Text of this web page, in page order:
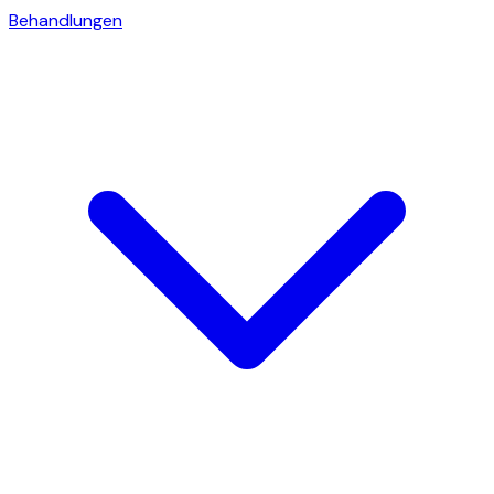
Behandlungen